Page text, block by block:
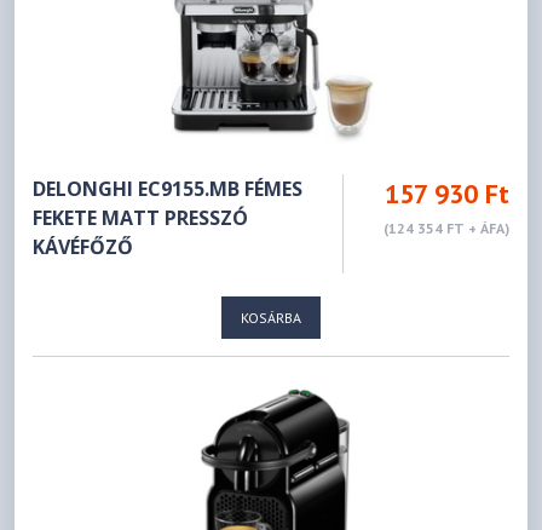
DELONGHI EC9155.MB FÉMES
FEKETE MATT PRESSZÓ
KÁVÉFŐZŐ
157 930 Ft
(124 354 FT + ÁFA)
KOSÁRBA